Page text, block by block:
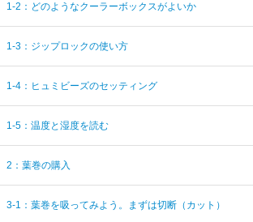
1-2：どのようなクーラーボックスがよいか
1-3：ジップロックの使い方
1-4：ヒュミビーズのセッティング
1-5：温度と湿度を読む
2：葉巻の購入
3-1：葉巻を吸ってみよう。まずは切断（カット）